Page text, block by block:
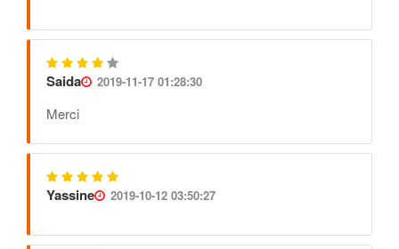
Saida 2019-11-17 01:28:30
Merci
Yassine 2019-10-12 03:50:27